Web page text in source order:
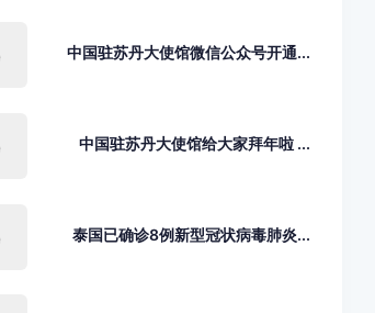
中国驻苏丹大使馆微信公众号开通...
中国驻苏丹大使馆给大家拜年啦 ...
泰国已确诊8例新型冠状病毒肺炎...